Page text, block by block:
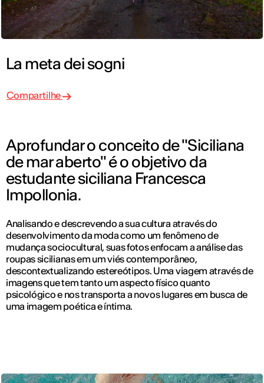
La meta dei sogni
Compartilhe
Aprofundar o conceito de "Siciliana
de mar aberto" é o objetivo da
estudante siciliana Francesca
Impollonia.
Analisando e descrevendo a sua cultura através do
desenvolvimento da moda como um fenômeno de
mudança sociocultural, suas fotos enfocam a análise das
roupas sicilianas em um viés contemporâneo,
descontextualizando estereótipos. Uma viagem através de
imagens que tem tanto um aspecto físico quanto
psicológico e nos transporta a novos lugares em busca de
uma imagem poética e íntima.